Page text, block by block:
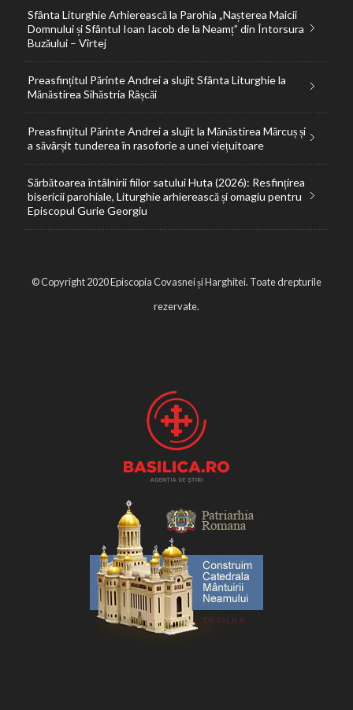
Sfânta Liturghie Arhierească la Parohia „Nașterea Maicii
Domnului și Sfântul Ioan Iacob de la Neamț” din Întorsura
Buzăului – Vîrtej
Preasfințitul Părinte Andrei a slujit Sfânta Liturghie la
Mănăstirea Sihăstria Râșcăi
Preasfințitul Părinte Andrei a slujit la Mănăstirea Mărcuș și
a săvârșit tunderea în rasoforie a unei viețuitoare
Sărbătoarea întâlnirii fiilor satului Huta (2026): Resfințirea
bisericii parohiale, Liturghie arhierească și omagiu pentru
Episcopul Gurie Georgiu
© Copyright 2020 Episcopia Covasnei și Harghitei. Toate drepturile
rezervate.